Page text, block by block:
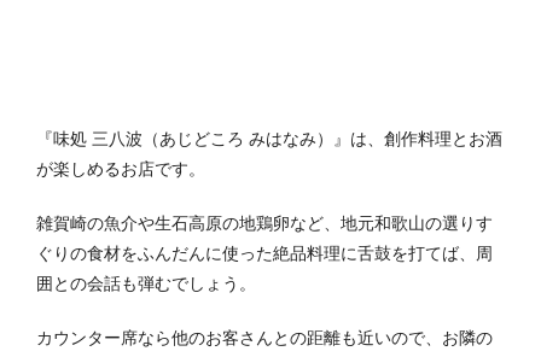
『味処 三八波（あじどころ みはなみ）』は、創作料理とお酒
が楽しめるお店です。
雑賀崎の魚介や生石高原の地鶏卵など、地元和歌山の選りす
ぐりの食材をふんだんに使った絶品料理に舌鼓を打てば、周
囲との会話も弾むでしょう。
カウンター席なら他のお客さんとの距離も近いので、お隣の